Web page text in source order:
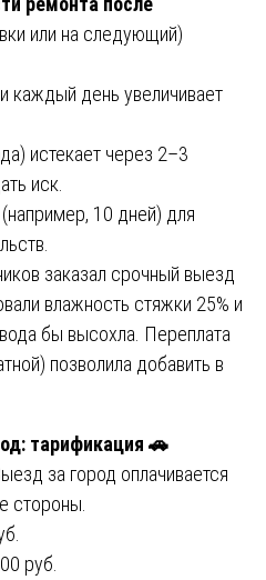
или на следующий)
каждый день увеличивает
истекает через 2–3
иск.
10 дней) для
заказал срочный выезд
влажность стяжки 25% и
бы высохла. Переплата
позволила добавить в
тарификация 🚗
за город оплачивается
стороны.
руб.